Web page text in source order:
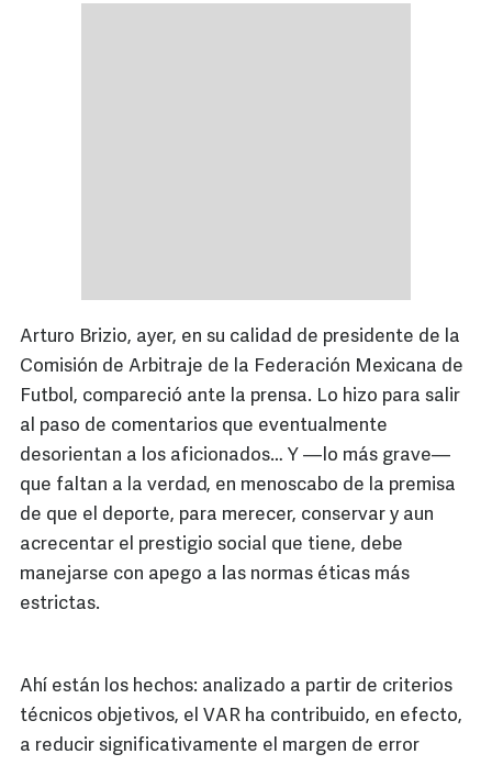
Arturo Brizio, ayer, en su calidad de presidente de la
Comisión de Arbitraje de la Federación Mexicana de
Futbol, compareció ante la prensa. Lo hizo para salir
al paso de comentarios que eventualmente
desorientan a los aficionados… Y —lo más grave—
que faltan a la verdad, en menoscabo de la premisa
de que el deporte, para merecer, conservar y aun
acrecentar el prestigio social que tiene, debe
manejarse con apego a las normas éticas más
estrictas.
Ahí están los hechos: analizado a partir de criterios
técnicos objetivos, el VAR ha contribuido, en efecto,
a reducir significativamente el margen de error